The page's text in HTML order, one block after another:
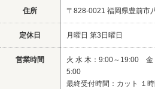
住所 〒828-0021 福岡県豊前市
定休日 月曜日 第3日曜日
営業時間
火 水 木：9:00～19:00
5:00
最終受付時間：カット １